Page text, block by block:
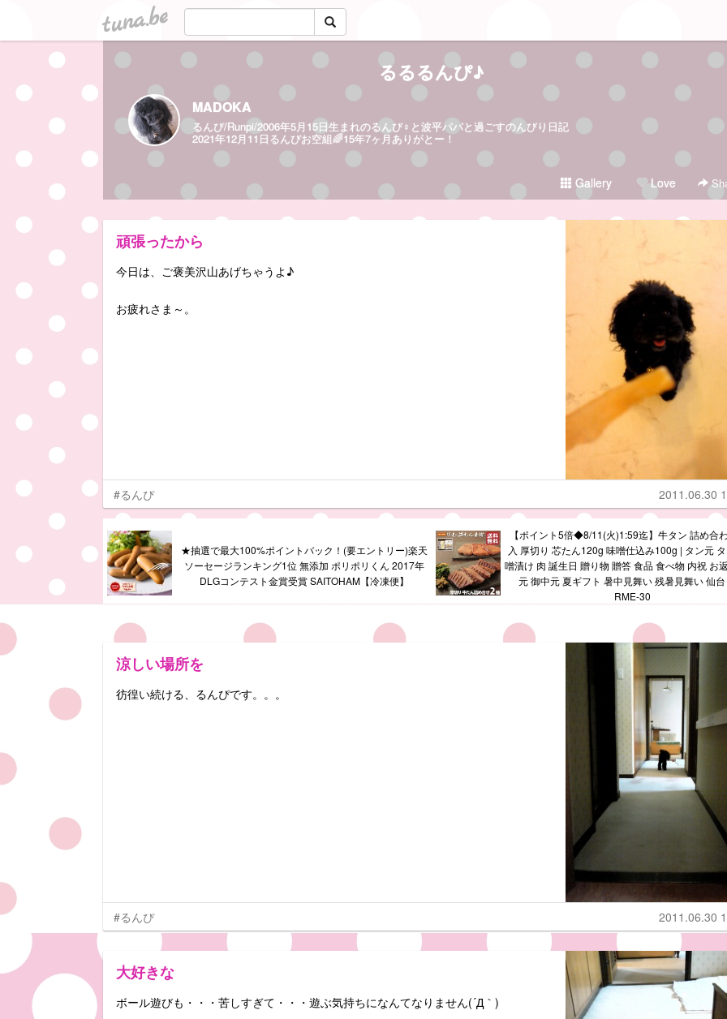
tuna.be
るるるんぴ♪
MADOKA
るんぴ/Runpi/2006年5月15日生まれのるんぴ♀と波平パパと過ごすのんびり日記
2021年12月11日るんぴお空組🌈15年7ヶ月ありがとー！
Gallery Love
頑張ったから
今日は、ご褒美沢山あげちゃうよ♪
お疲れさま～。
#るんぴ 2011.06.30
★抽選で最大100%ポイントバック！(要エントリー)楽天
ソーセージランキング1位 無添加 ポリポリくん 2017年
DLGコンテスト金賞受賞 SAITOHAM【冷凍便】
【ポイント5倍◆8/11(火)1:59迄】牛タン 詰め合
入 厚切り 芯たん120g 味噌仕込み100g | タン元
噌漬け 肉 誕生日 贈り物 贈答 食品 食べ物 内祝 お
元 御中元 夏ギフト 暑中見舞い 残暑見舞い 仙
RME-30
涼しい場所を
彷徨い続ける、るんぴです。。。
#るんぴ 2011.06.30
大好きな
ボール遊びも・・・苦しすぎて・・・遊ぶ気持ちになんてなりません(´Д｀)